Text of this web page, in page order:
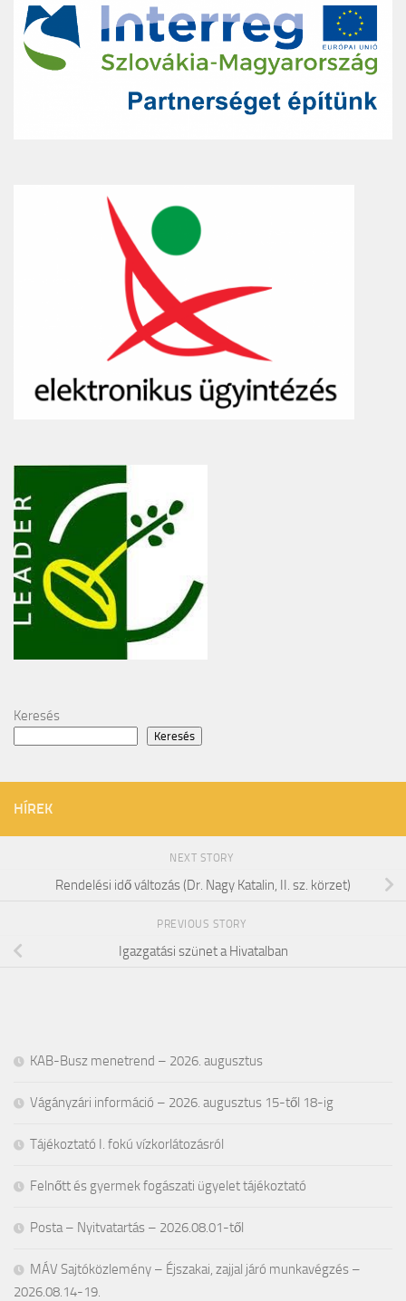
Keresés
Keresés
HÍREK
NEXT STORY
Rendelési idő változás (Dr. Nagy Katalin, II. sz. körzet)
PREVIOUS STORY
Igazgatási szünet a Hivatalban
KAB-Busz menetrend – 2026. augusztus
Vágányzári információ – 2026. augusztus 15-től 18-ig
Tájékoztató I. fokú vízkorlátozásról
Felnőtt és gyermek fogászati ügyelet tájékoztató
Posta – Nyitvatartás – 2026.08.01-től
MÁV Sajtóközlemény – Éjszakai, zajjal járó munkavégzés –
2026.08.14-19.